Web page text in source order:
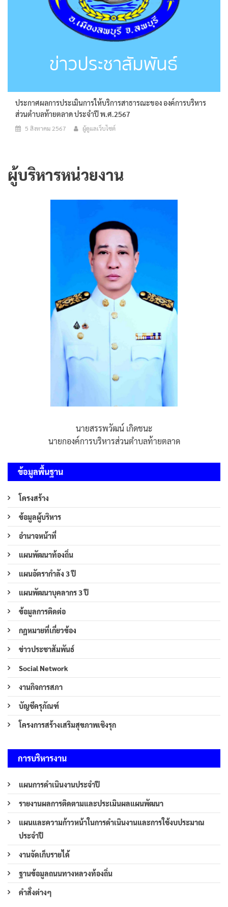
ประกาศผลการประเมินการให้บริการสาธารณะของ องค์การบริหาร
ส่วนตำบลท้ายตลาด ประจำปี พ.ศ.2567
5 สิงหาคม 2567 ผู้ดูแลเว็บไซต์
ผู้บริหารหน่วยงาน
นายสรรพวัฒน์ เกิดชนะ
นายกองค์การบริหารส่วนตำบลท้ายตลาด
ข้อมูลพื้นฐาน
โครงสร้าง
ข้อมูลผู้บริหาร
อำนาจหน้าที่
แผนพัฒนาท้องถิ่น
แผนอัตรากำลัง 3 ปี
แผนพัฒนาบุคลากร 3 ปี
ข้อมูลการติดต่อ
กฎหมายที่เกี่ยวข้อง
ข่าวประชาสัมพันธ์
Social Network
งานกิจการสภา
บัญชีครุภัณฑ์
โครงการสร้างเสริมสุขภาพเชิงรุก
การบริหารงาน
แผนการดำเนินงานประจำปี
รายงานผลการติดตามและประเมินผลแผนพัฒนา
แผนและความก้าวหน้าในการดำเนินงานและการใช้งบประมาณ
ประจำปี
งานจัดเก็บรายได้
ฐานข้อมูลถนนทางหลวงท้องถิ่น
คำสั่งต่างๆ